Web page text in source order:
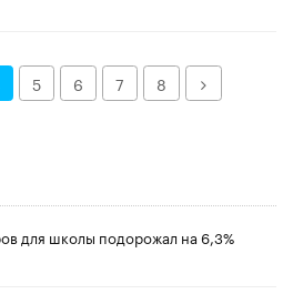
5 6 7 8 Далее
для школы подорожал на 6,3%